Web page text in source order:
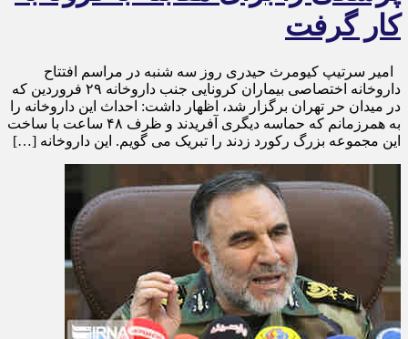
کار گرفت
امیر سرتیپ کیومرث حیدری روز سه شنبه در مراسم افتتاح
داروخانه اختصاصی بیماران کرونایی جنب داروخانه ۲۹ فروردین که
در میدان حر تهران برگزار شد، اظهار داشت: احداث این داروخانه را
به همرزمانم که حماسه دیگری آفریدند و ظرف ۴۸ ساعت با ساخت
این مجموعه بزرگ رکورد زدند را تبریک می گویم. این داروخانه […]